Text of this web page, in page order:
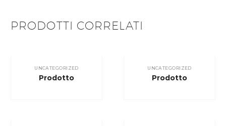
PRODOTTI CORRELATI
UNCATEGORIZED
Prodotto
UNCATEGORIZED
Prodotto